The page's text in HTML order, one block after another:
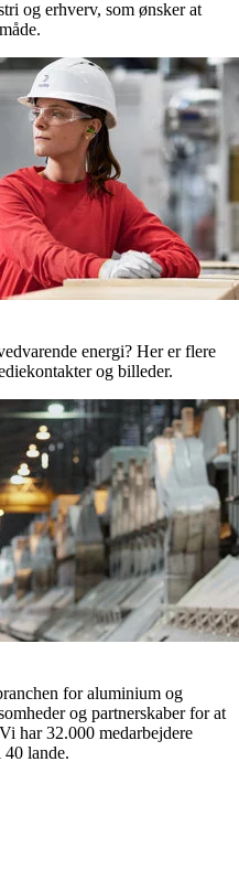
og erhverv, som ønsker at
energi? Her er flere
og billeder.
for aluminium og
og partnerskaber for at
har 32.000 medarbejdere
lande.